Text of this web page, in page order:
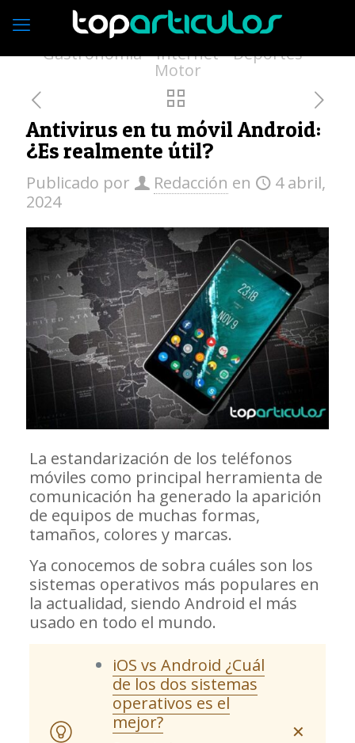
Economía Empresas Vivienda
Moda Turismo Medio ambiente
Gastronomía Internet Deportes
Motor
Antivirus en tu móvil Android:
¿Es realmente útil?
Publicado por Redacción en
4 abril,
2024
La estandarización de los teléfonos
móviles como principal herramienta de
comunicación ha generado la aparición
de equipos de muchas formas,
tamaños, colores y marcas.
Ya conocemos de sobra cuáles son los
sistemas operativos más populares en
la actualidad, siendo Android el más
usado en todo el mundo.
iOS vs Android ¿Cuál
de los dos sistemas
operativos es el
mejor?
✕